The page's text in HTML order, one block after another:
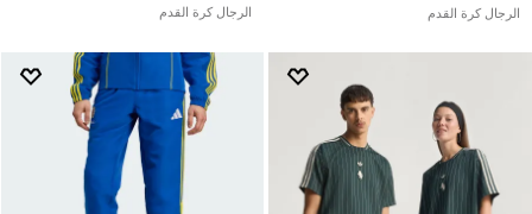
الرجال كرة القدم الرجال كرة القدم